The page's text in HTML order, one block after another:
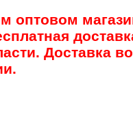
оптовом
Доставка